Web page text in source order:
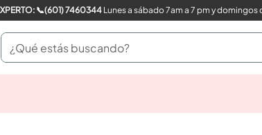
COMPRA CON UN EXPERTO: 📞(601) 7460344Lunes a sábado 7am a 7 pm y domingos
¿Qué estás buscando?
closet